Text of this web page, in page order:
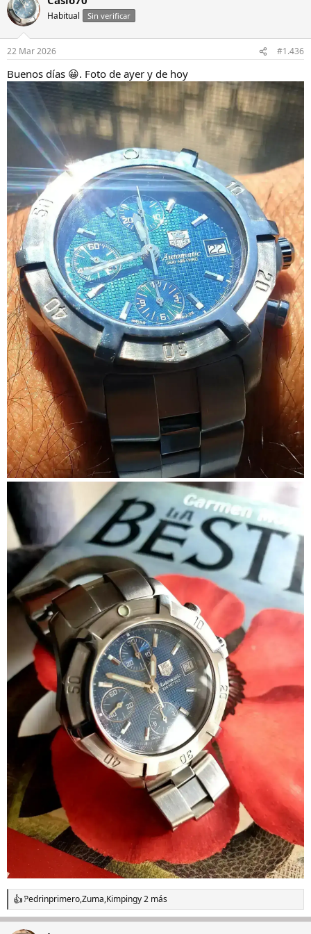
c
i
e
:
Habitual Sin verificar
22 Mar 2026 #1.436
Buenos días 😀. Foto de ayer y de hoy
R
e
a
Pedrinprimero,Zuma,Kimpingy 2 más